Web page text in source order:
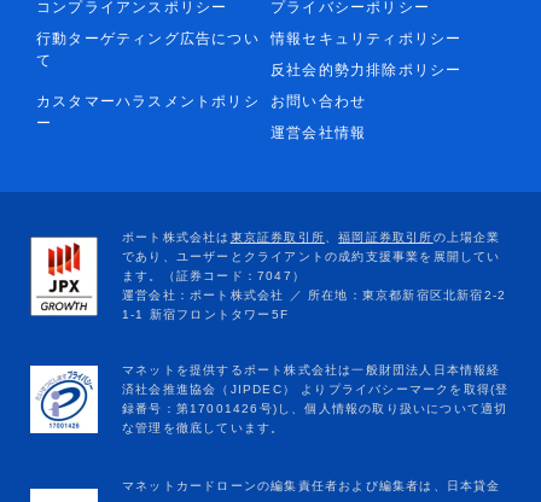
コンプライアンスポリシー
プライバシーポリシー
行動ターゲティング広告につい
て
情報セキュリティポリシー
反社会的勢力排除ポリシー
カスタマーハラスメントポリシ
ー
お問い合わせ
運営会社情報
マネットカードローンの編集責任者および編集者は、日本貸金